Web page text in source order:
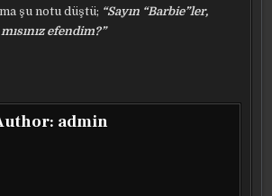
şu notu düştü; “Sayın “Barbie”ler,
efendim?”
admin